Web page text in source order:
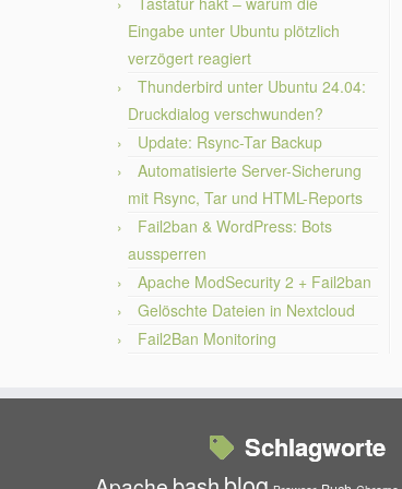
Eingabe unter Ubuntu plötzlich
verzögert reagiert
Thunderbird unter Ubuntu 24.04:
Druckdialog verschwunden?
Update: Rsync-Tar Backup
Automatisierte Server-Sicherung
mit Rsync, Tar und HTML-Reports
Fail2ban & WordPress: Bots
aussperren
Apache ModSecurity 2 + Fail2ban
Gelöschte Dateien in Nextcloud
Fail2Ban Monitoring
Schlagworte